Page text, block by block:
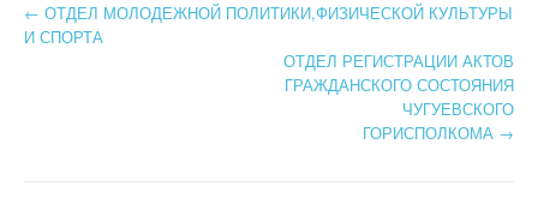
Post navigation
← ОТДЕЛ МОЛОДЕЖНОЙ ПОЛИТИКИ,ФИЗИЧЕСКОЙ КУЛЬТУРЫ
И СПОРТА
ОТДЕЛ РЕГИСТРАЦИИ АКТОВ
ГРАЖДАНСКОГО СОСТОЯНИЯ
ЧУГУЕВСКОГО
ГОРИСПОЛКОМА →